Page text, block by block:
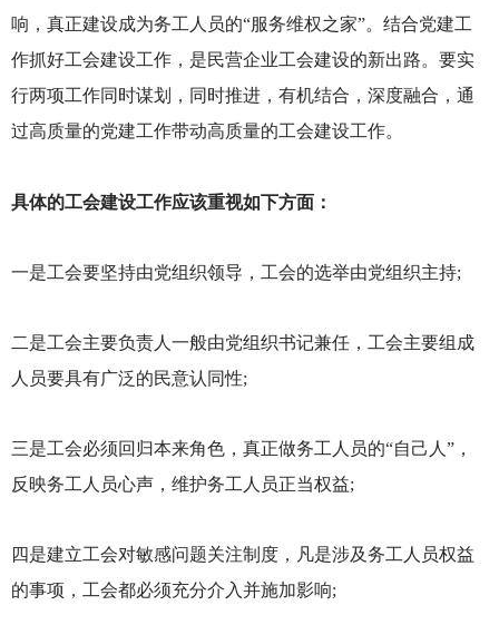
响，真正建设成为务工人员的“服务维权之家”。结合党建工
作抓好工会建设工作，是民营企业工会建设的新出路。要实
行两项工作同时谋划，同时推进，有机结合，深度融合，通
过高质量的党建工作带动高质量的工会建设工作。
具体的工会建设工作应该重视如下方面：
一是工会要坚持由党组织领导，工会的选举由党组织主持;
二是工会主要负责人一般由党组织书记兼任，工会主要组成
人员要具有广泛的民意认同性;
三是工会必须回归本来角色，真正做务工人员的“自己人”，
反映务工人员心声，维护务工人员正当权益;
四是建立工会对敏感问题关注制度，凡是涉及务工人员权益
的事项，工会都必须充分介入并施加影响;